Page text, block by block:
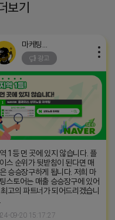
보기
광고
1등 먼 곳에 있지 않습니다. 플
스 순위가 뒷받침이 된다면 매
승승장구하게 됩니다. 저희 마
스토어는 매출 승승장구에 있어
고의 파트너가 되어드리겠습니
09-20 15:17:27